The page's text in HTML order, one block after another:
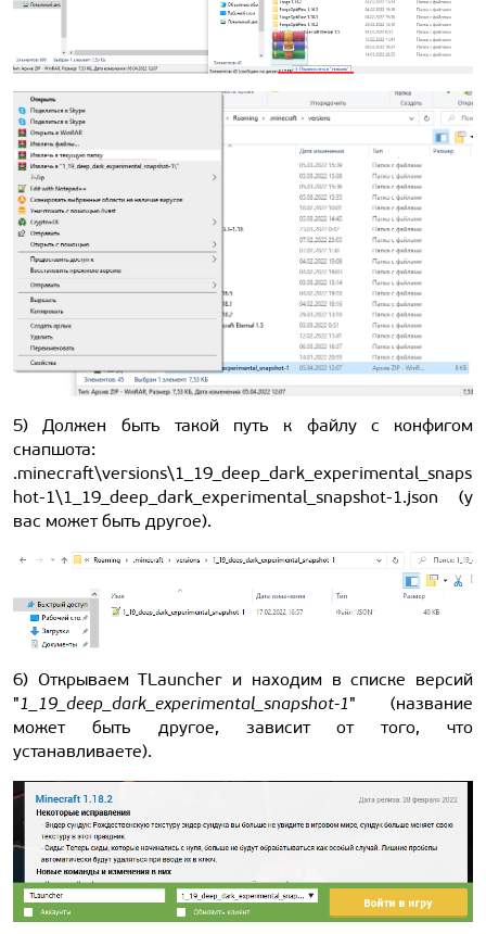
5) Должен быть такой путь к файлу с конфигом
снапшота:
.minecraft\versions\1_19_deep_dark_experimental_snaps
hot-1\1_19_deep_dark_experimental_snapshot-1.json (у
вас может быть другое).
6) Открываем TLauncher и находим в списке версий
"1_19_deep_dark_experimental_snapshot-1" (название
может быть другое, зависит от того, что
устанавливаете).